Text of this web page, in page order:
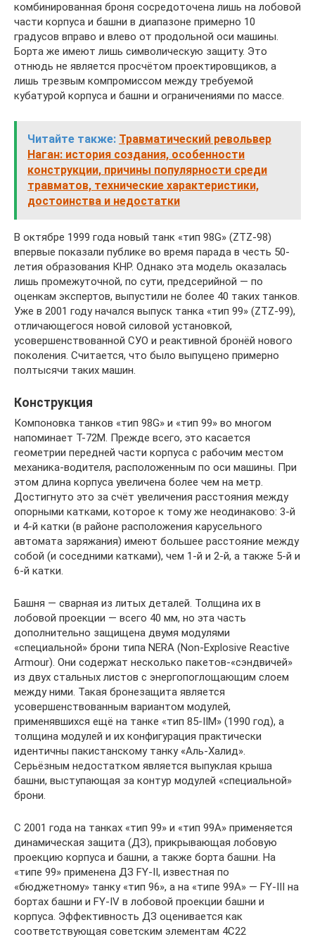
комбинированная броня сосредоточена лишь на лобовой
части корпуса и башни в диапазоне примерно 10
градусов вправо и влево от продольной оси машины.
Борта же имеют лишь символическую защиту. Это
отнюдь не является просчётом проектировщиков, а
лишь трезвым компромиссом между требуемой
кубатурой корпуса и башни и ограничениями по массе.
Читайте также: Травматический револьвер
Наган: история создания, особенности
конструкции, причины популярности среди
травматов, технические характеристики,
достоинства и недостатки
В октябре 1999 года новый танк «тип 98G» (ZTZ-98)
впервые показали публике во время парада в честь 50-
летия образования КНР. Однако эта модель оказалась
лишь промежуточной, по сути, предсерийной — по
оценкам экспертов, выпустили не более 40 таких танков.
Уже в 2001 году начался выпуск танка «тип 99» (ZTZ-99),
отличающегося новой силовой установкой,
усовершенствованной СУО и реактивной бронёй нового
поколения. Считается, что было выпущено примерно
полтысячи таких машин.
Конструкция
Компоновка танков «тип 98G» и «тип 99» во многом
напоминает Т-72М. Прежде всего, это касается
геометрии передней части корпуса с рабочим местом
механика-водителя, расположенным по оси машины. При
этом длина корпуса увеличена более чем на метр.
Достигнуто это за счёт увеличения расстояния между
опорными катками, которое к тому же неодинаково: 3-й
и 4-й катки (в районе расположения карусельного
автомата заряжания) имеют большее расстояние между
собой (и соседними катками), чем 1-й и 2-й, а также 5-й и
6-й катки.
Башня — сварная из литых деталей. Толщина их в
лобовой проекции — всего 40 мм, но эта часть
дополнительно защищена двумя модулями
«специальной» брони типа NERA (Non-Explosive Reactive
Armour). Они содержат несколько пакетов-«сэндвичей»
из двух стальных листов с энергопоглощающим слоем
между ними. Такая бронезащита является
усовершенствованным вариантом модулей,
применявшихся ещё на танке «тип 85-IIМ» (1990 год), а
толщина модулей и их конфигурация практически
идентичны пакистанскому танку «Аль-Халид».
Серьёзным недостатком является выпуклая крыша
башни, выступающая за контур модулей «специальной»
брони.
С 2001 года на танках «тип 99» и «тип 99А» применяется
динамическая защита (ДЗ), прикрывающая лобовую
проекцию корпуса и башни, а также борта башни. На
«типе 99» применена ДЗ FY-II, известная по
«бюджетному» танку «тип 96», а на «типе 99А» — FY-III на
бортах башни и FY-IV в лобовой проекции башни и
корпуса. Эффективность ДЗ оценивается как
соответствующая советским элементам 4С22